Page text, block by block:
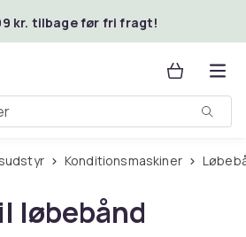
kr. tilbage før fri fragt!
Konditionsmaskiner
løbebånd